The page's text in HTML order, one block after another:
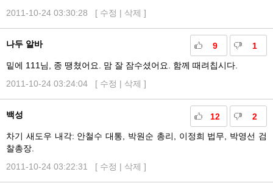
2011-10-24 03:30:28 [ 수정 | 삭제 ]
9 1
나두 알바
밑에 111님, 종 땡쳤어요. 맘 잘 잠수셨어요. 함께 때려칩시다.
2011-10-24 03:24:04 [ 수정 | 삭제 ]
12 2
백성
차기 새도우 내각: 안철수 대통, 박원순 총리, 이정희 법무, 박영선 검
찰총장.
2011-10-24 03:22:31 [ 수정 | 삭제 ]